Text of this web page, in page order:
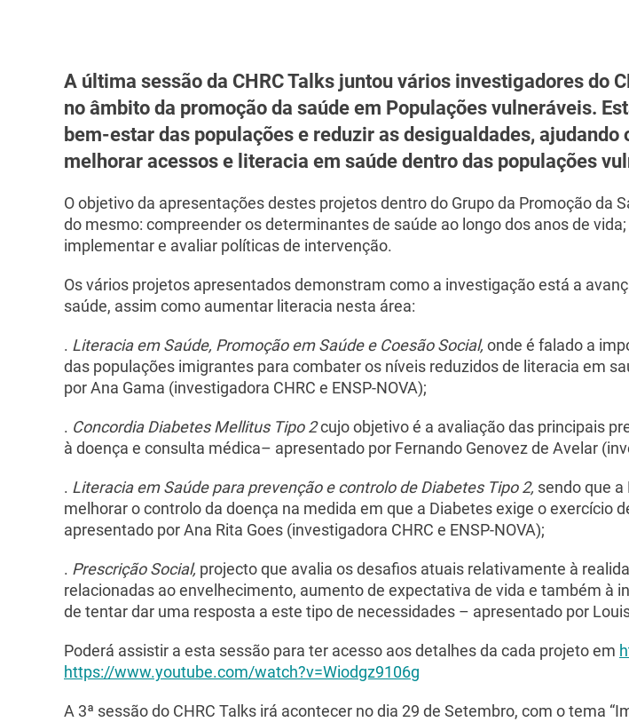
A última sessão da CHRC Talks juntou vários investigadores do
no âmbito da promoção da saúde em Populações vulneráveis.
bem-estar das populações e reduzir as desigualdades,
melhorar acessos e literacia em saúde dentro das populações
O objetivo da apresentações destes projetos dentro do Grupo da Promoção
do mesmo: compreender os determinantes de saúde ao longo dos anos de
implementar e avaliar políticas de intervenção.
Os vários projetos apresentados demonstram como a investigação está a
saúde, assim como aumentar literacia nesta área:
. Literacia em Saúde, Promoção em Saúde e Coesão Social, onde é falado a
das populações imigrantes para combater os níveis reduzidos de literacia em
por Ana Gama (investigadora CHRC e ENSP-NOVA);
. Concordia Diabetes Mellitus Tipo 2cujo objetivo é a avaliação das principais
à doença e consulta médica– apresentado por Fernando Genovez de Avelar
. Literacia em Saúde para prevenção e controlo de Diabetes Tipo 2, sendo que
melhorar o controlo da doença na medida em que a Diabetes exige o exercício
apresentado por Ana Rita Goes (investigadora CHRC e ENSP-NOVA);
. Prescrição Social, projecto que avalia os desafios atuais relativamente à
relacionadas ao envelhecimento, aumento de expectativa de vida e também
de tentar dar uma resposta a este tipo de necessidades – apresentado por
Poderá assistir a esta sessão para ter acesso aos detalhes da cada projeto em
https://www.youtube.com/watch?v=Wiodgz9106g
A 3ª sessão do CHRC Talks irá acontecer no dia 29 de Setembro, com o tema